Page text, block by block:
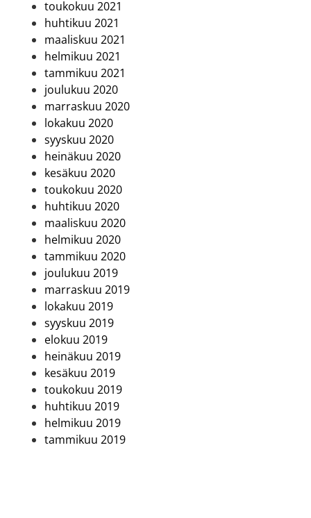
toukokuu 2021
huhtikuu 2021
maaliskuu 2021
helmikuu 2021
tammikuu 2021
joulukuu 2020
marraskuu 2020
lokakuu 2020
syyskuu 2020
heinäkuu 2020
kesäkuu 2020
toukokuu 2020
huhtikuu 2020
maaliskuu 2020
helmikuu 2020
tammikuu 2020
joulukuu 2019
marraskuu 2019
lokakuu 2019
syyskuu 2019
elokuu 2019
heinäkuu 2019
kesäkuu 2019
toukokuu 2019
huhtikuu 2019
helmikuu 2019
tammikuu 2019